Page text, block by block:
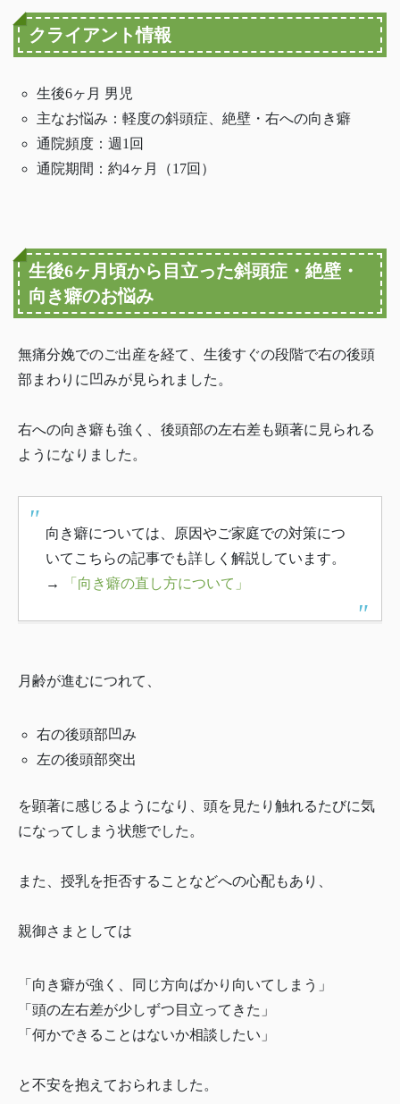
クライアント情報
生後6ヶ月 男児
主なお悩み：軽度の斜頭症、絶壁・右への向き癖
通院頻度：週1回
通院期間：約4ヶ月（17回）
生後6ヶ月頃から目立った斜頭症・絶壁・
向き癖のお悩み
無痛分娩でのご出産を経て、生後すぐの段階で右の後頭
部まわりに凹みが見られました。
右への向き癖も強く、後頭部の左右差も顕著に見られる
ようになりました。
向き癖については、原因やご家庭での対策につ
いてこちらの記事でも詳しく解説しています。
→
「向き癖の直し方について」
月齢が進むにつれて、
右の後頭部凹み
左の後頭部突出
を顕著に感じるようになり、頭を見たり触れるたびに気
になってしまう状態でした。
また、授乳を拒否することなどへの心配もあり、
親御さまとしては
「向き癖が強く、同じ方向ばかり向いてしまう」
「頭の左右差が少しずつ目立ってきた」
「何かできることはないか相談したい」
と不安を抱えておられました。